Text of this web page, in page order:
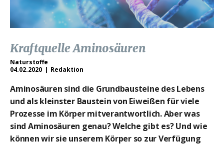
Kraftquelle Aminosäuren
Naturstoffe
04.02.2020
Redaktion
Aminosäuren sind die Grundbausteine des Lebens
und als kleinster Baustein von Eiweißen für viele
Prozesse im Körper mitverantwortlich. Aber was
sind Aminosäuren genau? Welche gibt es? Und wie
können wir sie unserem Körper so zur Verfügung